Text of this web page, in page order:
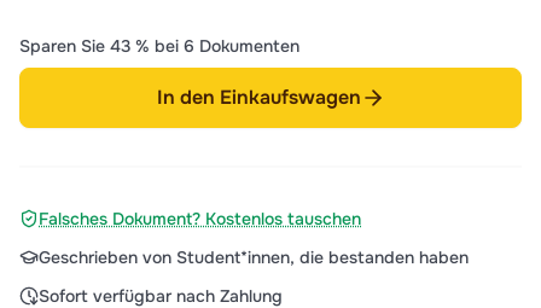
Sparen Sie 43 % bei 6 Dokumenten
In den Einkaufswagen
Falsches Dokument? Kostenlos tauschen
Geschrieben von Student*innen, die bestanden haben
Sofort verfügbar nach Zahlung